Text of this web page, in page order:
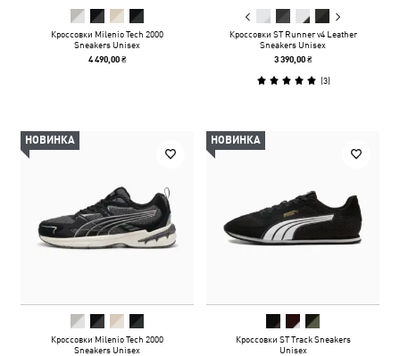
Кроссовки Milenio Tech 2000
Sneakers Unisex
4 490,00 ₴
Кроссовки ST Runner v4 Leather
Sneakers Unisex
3 390,00 ₴
(3)
НОВИНКА
Кроссовки Milenio Tech 2000
Sneakers Unisex
НОВИНКА
Кроссовки ST Track Sneakers
Unisex